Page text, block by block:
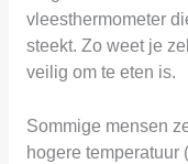
vleesthermometer
steekt. Zo weet je
veilig om te eten is.
Sommige mensen
hogere temperatuur